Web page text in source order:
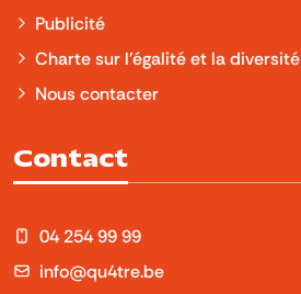
Publicité
Charte sur l'égalité et la diversité
Nous contacter
Contact
04 254 99 99
info@qu4tre.be